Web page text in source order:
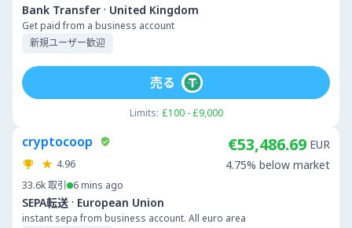
Bank Transfer · United Kingdom
Get paid from a business account
新規ユーザー歓迎
Limits: £100 - £9,000
売る
cryptocoop
4.96
33.6k取引 6 mins ago
SEPA転送 · European Union
instant sepa from business account. All euro area
€53,486.69 EUR
4.75% below market